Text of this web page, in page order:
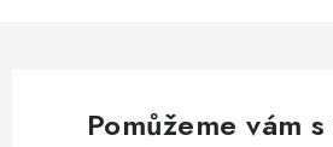
Pomůžeme vám